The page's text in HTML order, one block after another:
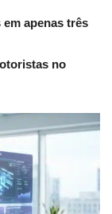
apenas três
no